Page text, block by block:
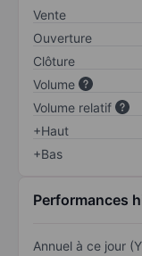
Vente
Ouverture
Clôture
Volume
Volume relatif
+Haut
+Bas
Performances
Annuel à ce jour